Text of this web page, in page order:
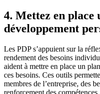
4. Mettez en place
développement
Les PDP s’appuient sur la
rendement des besoins
aident à mettre en place un
ces besoins. Ces outils
membres de l’entreprise, des